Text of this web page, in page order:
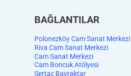
BAĞLANTILAR
Polonezköy Cam Sanat Merkezi
Riva Cam Sanat Merkezi
Cam Sanat Merkezi
Cam Boncuk Atölyesi
Sertaç Bayraktar